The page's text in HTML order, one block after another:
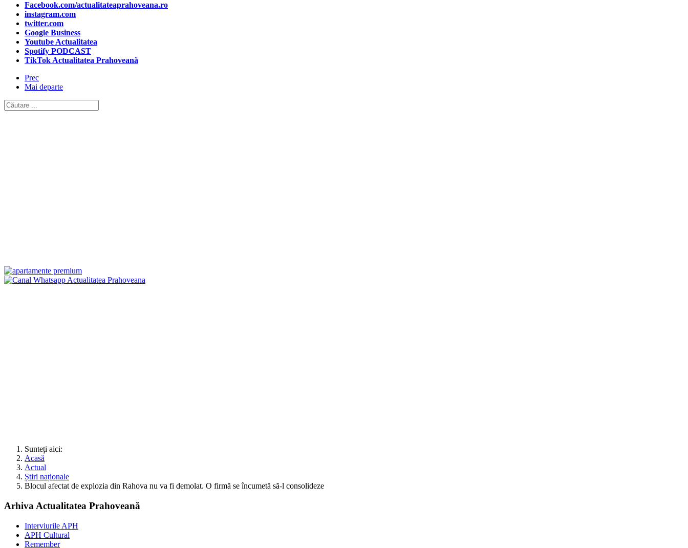
Facebook.com/actualitateaprahoveana.ro
instagram.com
twitter.com
Google Business
Youtube Actualitatea
Spotify PODCAST
TikTok Actualitatea Prahoveană
Prec
Mai departe
Sunteți aici:
Acasă
Actual
Știri naționale
Blocul afectat de explozia din Rahova nu va fi demolat. O firmă se încumetă să-l consolideze
Arhiva Actualitatea Prahoveană
Interviurile APH
APH Cultural
Remember